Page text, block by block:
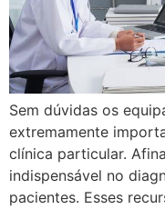
Sem dúvidas os
extremamente
clínica particular.
indispensável no
pacientes. Esses